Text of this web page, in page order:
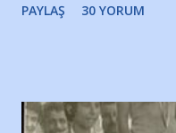
irkildim.. "Bursasporlu
ve ürünlerini Bursa
PAYLAŞ 30 YORUM